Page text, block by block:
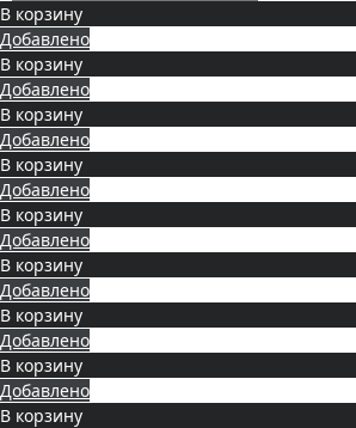
В корзину
Добавлено
В корзину
Добавлено
В корзину
Добавлено
В корзину
Добавлено
В корзину
Добавлено
В корзину
Добавлено
В корзину
Добавлено
В корзину
Добавлено
В корзину